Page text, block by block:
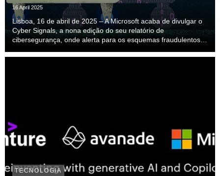
16 April 2025
Lisboa, 16 de abril de 2025 – A Microsoft acaba de divulgar o
Cyber Signals, a nona edição do seu relatório de
cibersegurança, onde alerta para os esquemas fraudulentos
eletrónico e processos de recrutamento. Entre...
TECNOLOGIA